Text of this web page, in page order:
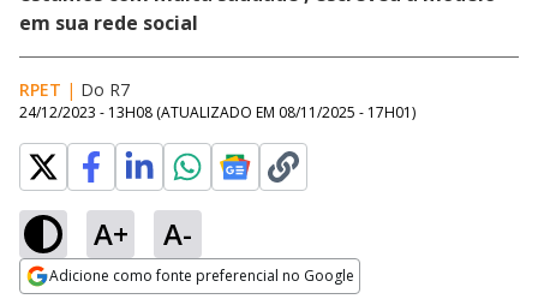
em sua rede social
RPET | Do R7
24/12/2023 - 13H08 (ATUALIZADO EM 08/11/2025 - 17H01)
A+ A-
Adicione como fonte preferencial no Google